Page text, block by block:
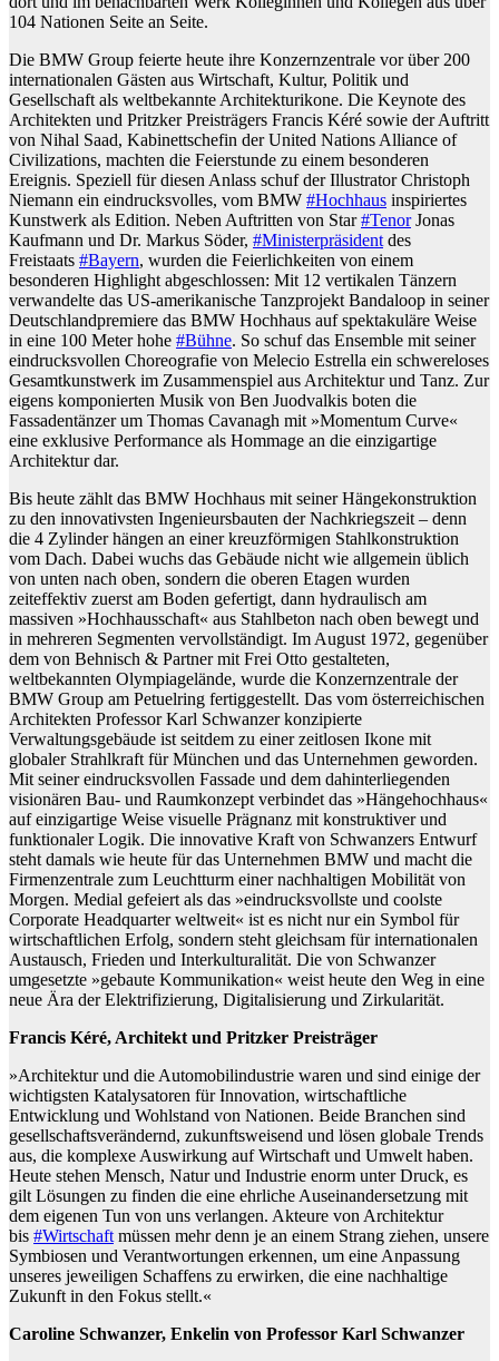
104 Nationen Seite an Seite.
Die BMW Group feierte heute ihre Konzernzentrale vor über 200
internationalen Gästen aus Wirtschaft, Kultur, Politik und
Gesellschaft als weltbekannte Architekturikone. Die Keynote des
Architekten und Pritzker Preisträgers Francis Kéré sowie der Auftritt
von Nihal Saad, Kabinettschefin der United Nations Alliance of
Civilizations, machten die Feierstunde zu einem besonderen
Ereignis. Speziell für diesen Anlass schuf der Illustrator Christoph
Niemann ein eindrucksvolles, vom BMW #Hochhaus inspiriertes
Kunstwerk als Edition. Neben Auftritten von Star#TenorJonas
Kaufmann und Dr. Markus Söder, #Ministerpräsidentdes
Freistaats #Bayern, wurden die Feierlichkeiten von einem
besonderen Highlight abgeschlossen: Mit 12 vertikalen Tänzern
verwandelte das US-amerikanische Tanzprojekt Bandaloop in seiner
Deutschlandpremiere das BMW Hochhaus auf spektakuläre Weise
in eine 100 Meter hohe #Bühne. So schuf das Ensemble mit seiner
eindrucksvollen Choreografie von Melecio Estrella ein schwereloses
Gesamtkunstwerk im Zusammenspiel aus Architektur und Tanz. Zur
eigens komponierten Musik von Ben Juodvalkis boten die
Fassadentänzer um Thomas Cavanagh mit »Momentum Curve«
eine exklusive Performance als Hommage an die einzigartige
Architektur dar.
Bis heute zählt das BMW Hochhaus mit seiner Hängekonstruktion
zu den innovativsten Ingenieursbauten der Nachkriegszeit – denn
die 4 Zylinder hängen an einer kreuzförmigen Stahlkonstruktion
vom Dach. Dabei wuchs das Gebäude nicht wie allgemein üblich
von unten nach oben, sondern die oberen Etagen wurden
zeiteffektiv zuerst am Boden gefertigt, dann hydraulisch am
massiven »Hochhausschaft« aus Stahlbeton nach oben bewegt und
in mehreren Segmenten vervollständigt. Im August 1972, gegenüber
dem von Behnisch & Partner mit Frei Otto gestalteten,
weltbekannten Olympiagelände, wurde die Konzernzentrale der
BMW Group am Petuelring fertiggestellt. Das vom österreichischen
Architekten Professor Karl Schwanzer konzipierte
Verwaltungsgebäude ist seitdem zu einer zeitlosen Ikone mit
globaler Strahlkraft für München und das Unternehmen geworden.
Mit seiner eindrucksvollen Fassade und dem dahinterliegenden
visionären Bau- und Raumkonzept verbindet das »Hängehochhaus«
auf einzigartige Weise visuelle Prägnanz mit konstruktiver und
funktionaler Logik. Die innovative Kraft von Schwanzers Entwurf
steht damals wie heute für das Unternehmen BMW und macht die
Firmenzentrale zum Leuchtturm einer nachhaltigen Mobilität von
Morgen. Medial gefeiert als das »eindrucksvollste und coolste
Corporate Headquarter weltweit« ist es nicht nur ein Symbol für
wirtschaftlichen Erfolg, sondern steht gleichsam für internationalen
Austausch, Frieden und Interkulturalität. Die von Schwanzer
umgesetzte »gebaute Kommunikation« weist heute den Weg in eine
neue Ära der Elektrifizierung, Digitalisierung und Zirkularität.
Francis Kéré, Architekt und Pritzker Preisträger
»Architektur und die Automobilindustrie waren und sind einige der
wichtigsten Katalysatoren für Innovation, wirtschaftliche
Entwicklung und Wohlstand von Nationen. Beide Branchen sind
gesellschaftsverändernd, zukunftsweisend und lösen globale Trends
aus, die komplexe Auswirkung auf Wirtschaft und Umwelt haben.
Heute stehen Mensch, Natur und Industrie enorm unter Druck, es
gilt Lösungen zu finden die eine ehrliche Auseinandersetzung mit
dem eigenen Tun von uns verlangen. Akteure von Architektur
bis #Wirtschaftmüssen mehr denn je an einem Strang ziehen, unsere
Symbiosen und Verantwortungen erkennen, um eine Anpassung
unseres jeweiligen Schaffens zu erwirken, die eine nachhaltige
Zukunft in den Fokus stellt.«
Caroline Schwanzer, Enkelin von Professor Karl Schwanzer